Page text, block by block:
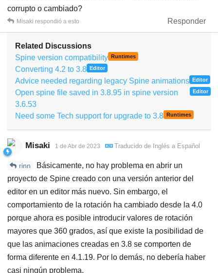
corrupto o cambiado?
Responder
Misaki respondió a esto
Related Discussions
Spine version compatibility Runtimes
Converting 4.2 to 3.8 Editor
Advice needed regarding legacy Spine animations Editor
Open spine file saved in 3.8.95 in spine version
3.6.53
Editor
Need some Tech support for upgrade to 3.8 Runtimes
Misaki 1 de Abr de 2023 Traducido de Inglés a Español
rinn
Básicamente, no hay problema en abrir un
proyecto de Spine creado con una versión anterior del
editor en un editor más nuevo. Sin embargo, el
comportamiento de la rotación ha cambiado desde la 4.0
porque ahora es posible introducir valores de rotación
mayores que 360 grados, así que existe la posibilidad de
que las animaciones creadas en 3.8 se comporten de
forma diferente en 4.1.19. Por lo demás, no debería haber
casi ningún problema.